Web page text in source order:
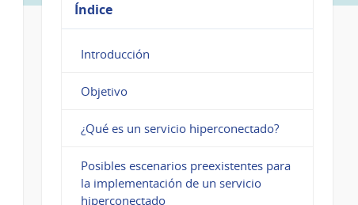
Índice
Introducción
Objetivo
¿Qué es un servicio hiperconectado?
Posibles escenarios preexistentes para
la implementación de un servicio
hiperconectado